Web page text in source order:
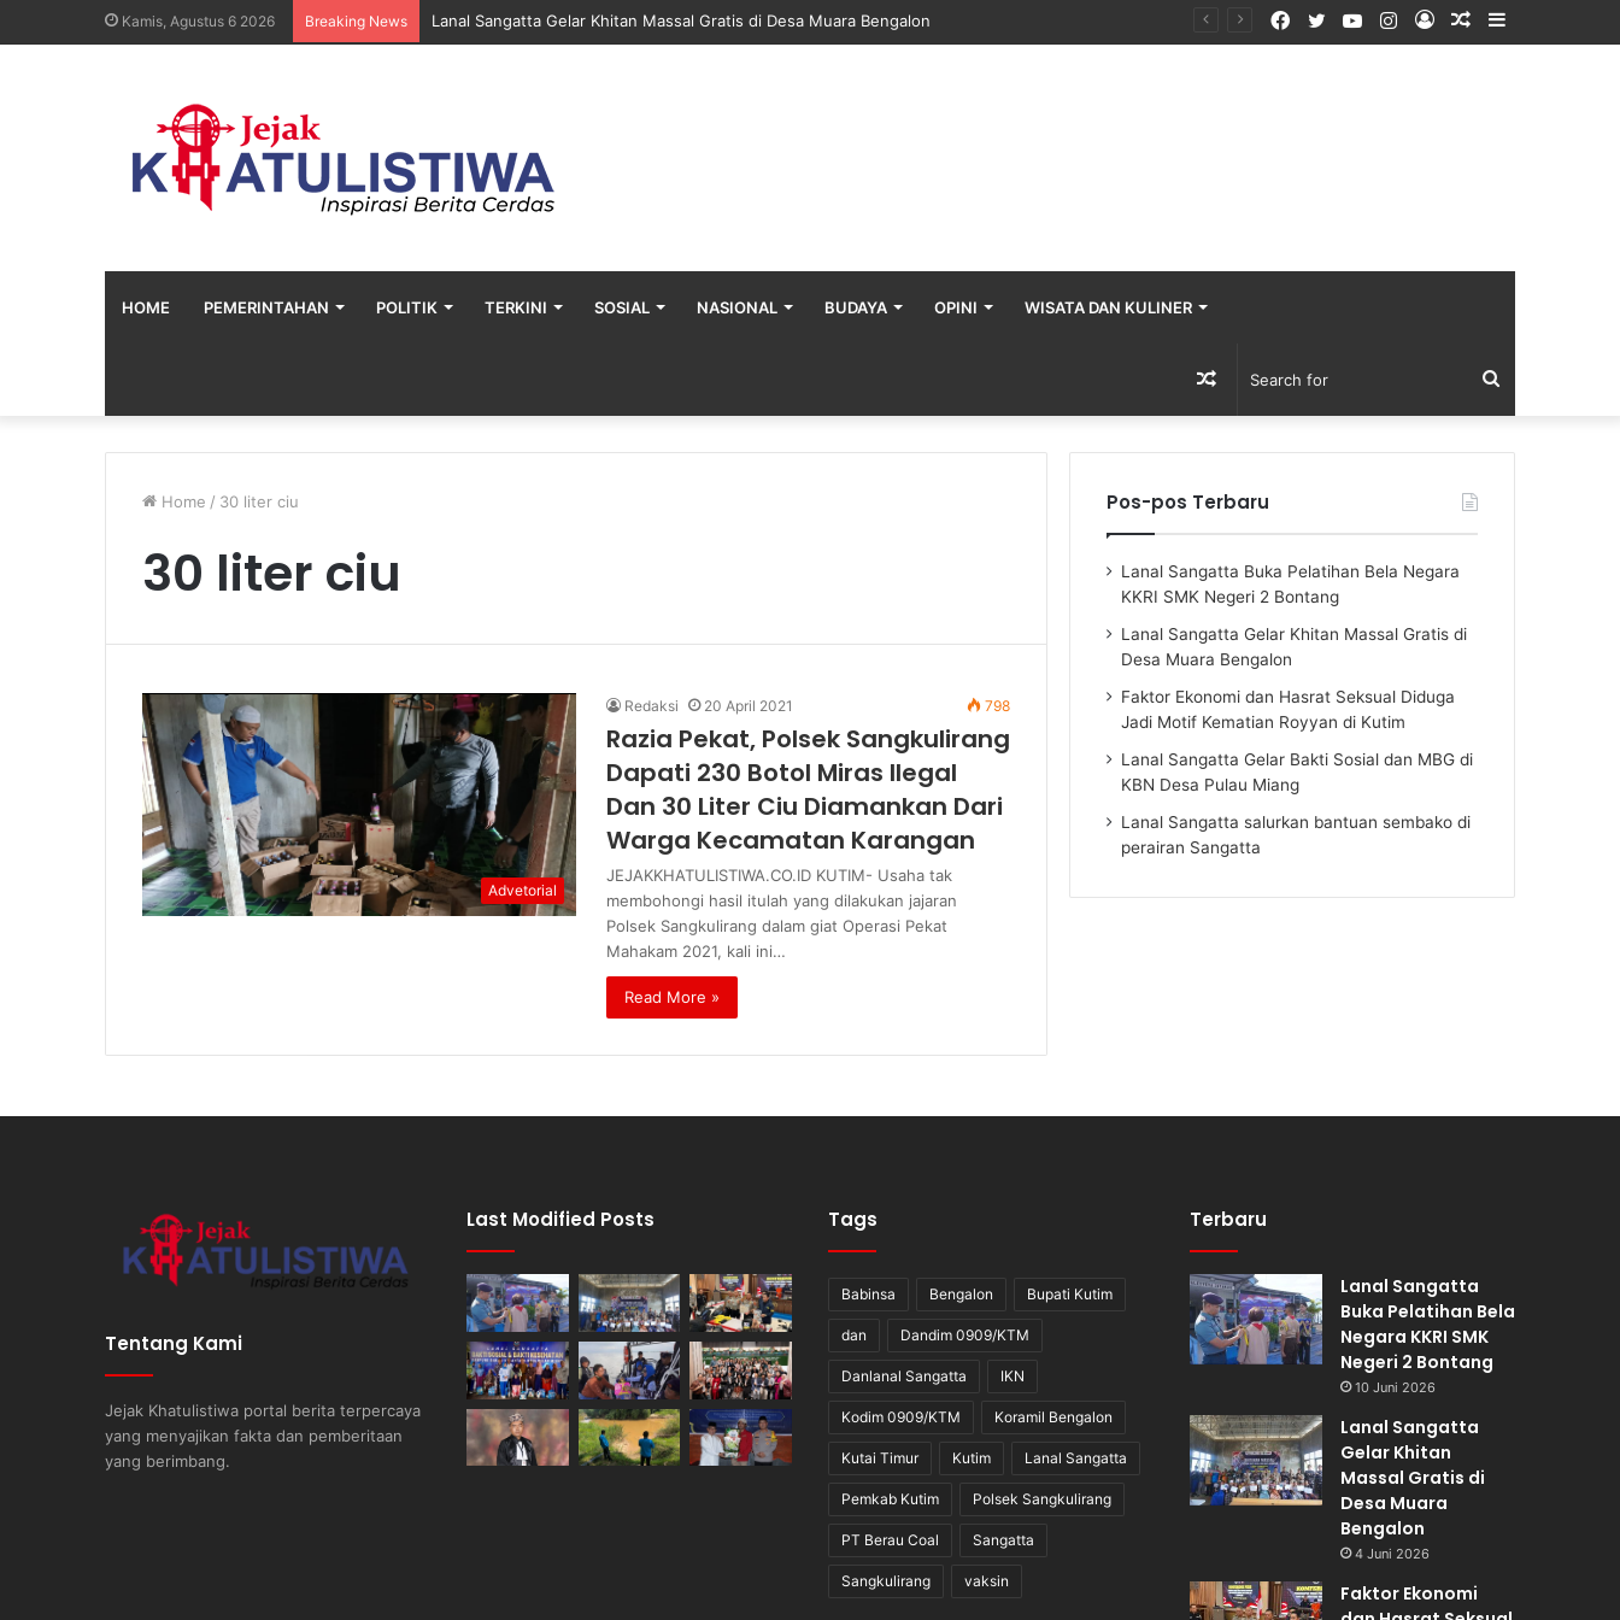
Kamis, Agustus 6 2026 Breaking News Lanal Sangatta Gelar Khitan Massal Gratis di Desa Muara Bengalon Sidebar
Random
Log
Instagram
YouTube
Twitter
Facebook
HOME PEMERINTAHAN POLITIK TERKINI SOSIAL NASIONAL BUDAYA OPINI WISATA DAN KULINER
Search
for
Random
Article
Home / 30 liter ciu
30 liter ciu
Advetorial
Redaksi 20 April 2021 798
Razia Pekat, Polsek Sangkulirang
Dapati 230 Botol Miras Ilegal
Dan 30 Liter Ciu Diamankan Dari
Warga Kecamatan Karangan
JEJAKKHATULISTIWA.CO.ID KUTIM- Usaha tak
membohongi hasil itulah yang dilakukan jajaran
Polsek Sangkulirang dalam giat Operasi Pekat
Mahakam 2021, kali ini…
Read More »
Pos-pos Terbaru
Lanal Sangatta Buka Pelatihan Bela Negara
KKRI SMK Negeri 2 Bontang
Lanal Sangatta Gelar Khitan Massal Gratis di
Desa Muara Bengalon
Faktor Ekonomi dan Hasrat Seksual Diduga
Jadi Motif Kematian Royyan di Kutim
Lanal Sangatta Gelar Bakti Sosial dan MBG di
KBN Desa Pulau Miang
Lanal Sangatta salurkan bantuan sembako di
perairan Sangatta
Tentang Kami
Jejak Khatulistiwa portal berita terpercaya
yang menyajikan fakta dan pemberitaan
yang berimbang.
Last Modified Posts Tags
Babinsa Bengalon Bupati Kutim
dan Dandim 0909/KTM
Danlanal Sangatta IKN
Kodim 0909/KTM Koramil Bengalon
Kutai Timur Kutim Lanal Sangatta
Pemkab Kutim Polsek Sangkulirang
PT Berau Coal Sangatta
Sangkulirang vaksin
Terbaru
Lanal Sangatta
Buka Pelatihan Bela
Negara KKRI SMK
Negeri 2 Bontang
10 Juni 2026
Lanal Sangatta
Gelar Khitan
Massal Gratis di
Desa Muara
Bengalon
4 Juni 2026
Faktor Ekonomi